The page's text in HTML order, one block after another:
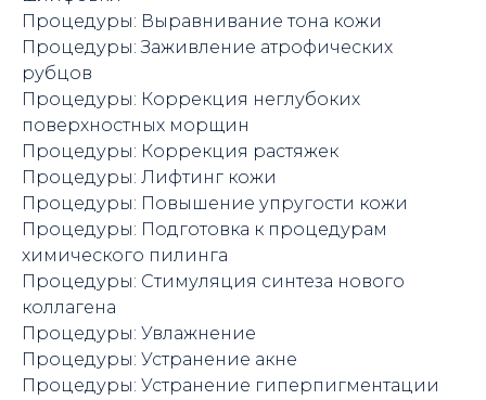
Процедуры: Выравнивание тона кожи
Процедуры: Заживление атрофических
рубцов
Процедуры: Коррекция неглубоких
поверхностных морщин
Процедуры: Коррекция растяжек
Процедуры: Лифтинг кожи
Процедуры: Повышение упругости кожи
Процедуры: Подготовка к процедурам
химического пилинга
Процедуры: Стимуляция синтеза нового
коллагена
Процедуры: Увлажнение
Процедуры: Устранение акне
Процедуры: Устранение гиперпигментации